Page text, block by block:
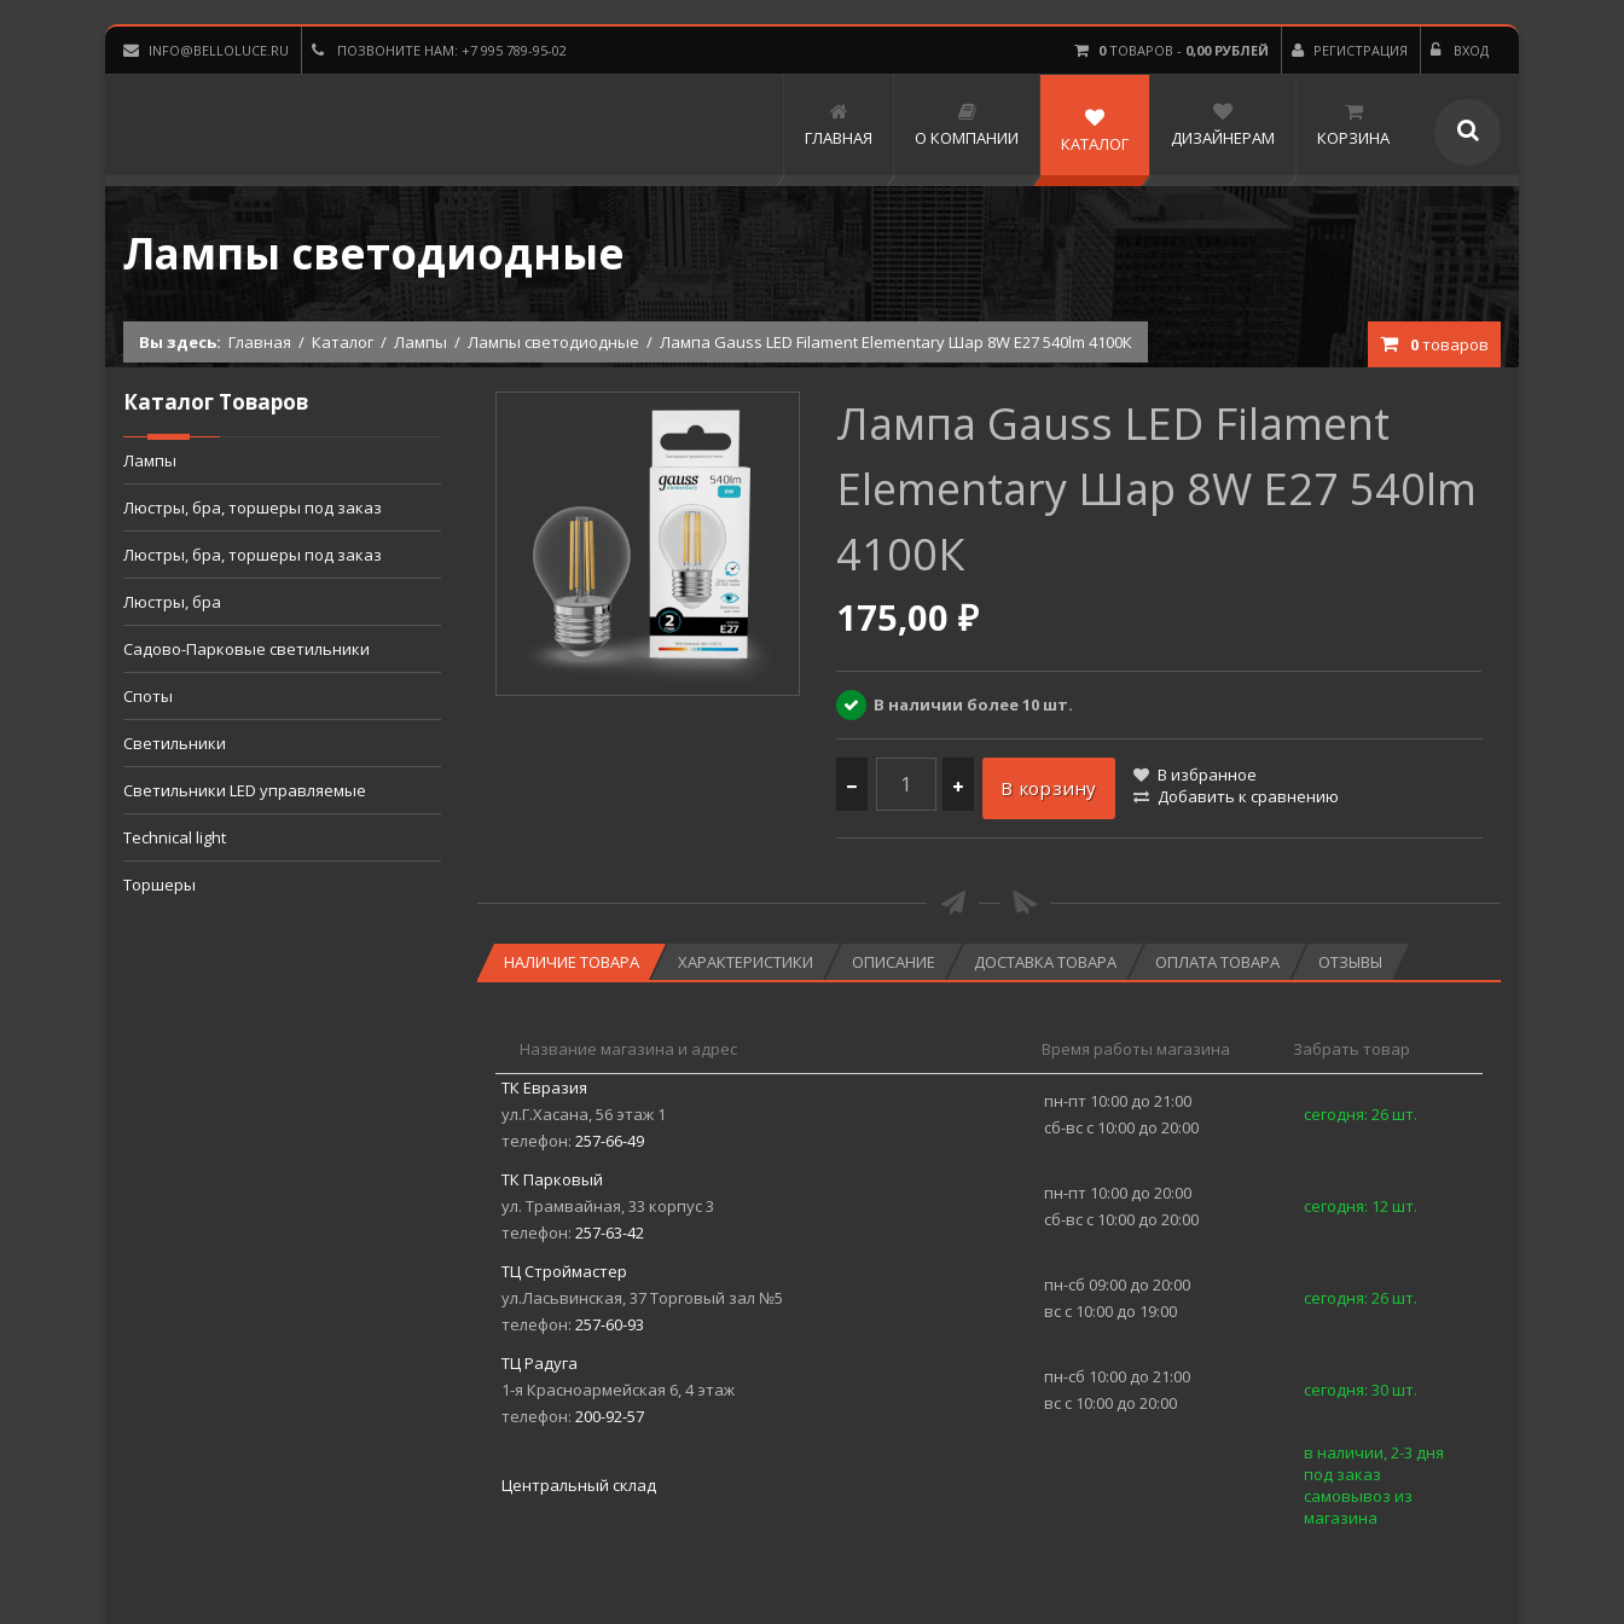
INFO@BELLOLUCE.RU ПОЗВОНИТЕ НАМ: +7 995 789-95-02 0ТОВАРОВ - 0,00 РУБЛЕЙ РЕГИСТРАЦИЯ ВХОД
ГЛАВНАЯ О КОМПАНИИ КАТАЛОГ ДИЗАЙНЕРАМ КОРЗИНА
Лампы светодиодные
Вы здесь: Главная / Каталог / Лампы / Лампы светодиодные / Лампа Gauss LED Filament Elementary Шар 8W E27 540lm 4100К 0товаров
Каталог Товаров
Лампы
Люстры, бра, торшеры под заказ
Люстры, бра, торшеры под заказ
Люстры, бра
Садово-Парковые светильники
Споты
Светильники
Светильники LED управляемые
Technical light
Торшеры
Лампа Gauss LED Filament
Elementary Шар 8W E27 540lm
4100К
175,00 ₽
В наличии более 10 шт.
В корзину
В избранное
Добавить к сравнению
НАЛИЧИЕ ТОВАРА ХАРАКТЕРИСТИКИ ОПИСАНИЕ ДОСТАВКА ТОВАРА ОПЛАТА ТОВАРА ОТЗЫВЫ
Название магазина и адрес Время работы магазина
Забрать товар
ТК Евразия
ул.Г.Хасана, 56 этаж 1
телефон: 257-66-49
пн-пт 10:00 до 21:00
сб-вс с 10:00 до 20:00
сегодня: 26 шт.
ТК Парковый
ул. Трамвайная, 33 корпус 3
телефон: 257-63-42
пн-пт 10:00 до 20:00
сб-вс с 10:00 до 20:00
сегодня: 12 шт.
ТЦ Строймастер
ул.Ласьвинская, 37 Торговый зал №5
телефон: 257-60-93
пн-сб 09:00 до 20:00
вс с 10:00 до 19:00
сегодня: 26 шт.
ТЦ Радуга
1-я Красноармейская 6, 4 этаж
телефон: 200-92-57
пн-сб 10:00 до 21:00
вс с 10:00 до 20:00
сегодня: 30 шт.
Центральный склад
в наличии, 2-3 дня
под заказ
самовывоз из
магазина